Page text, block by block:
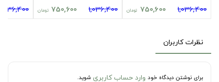
1,036,400
750,600 تومان 1,036,400
750,600 تومان 1,036,400
نظرات کاربران
برای نوشتن دیدگاه خود وارد حساب کاربری شوید.